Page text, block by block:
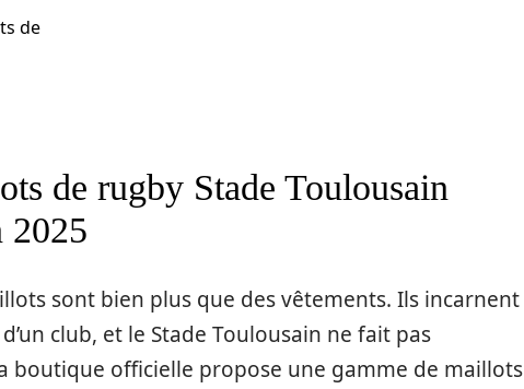
de
de rugby Stade Toulousain
2025
sont bien plus que des vêtements. Ils incarnent
club, et le Stade Toulousain ne fait pas
boutique officielle propose une gamme de maillots